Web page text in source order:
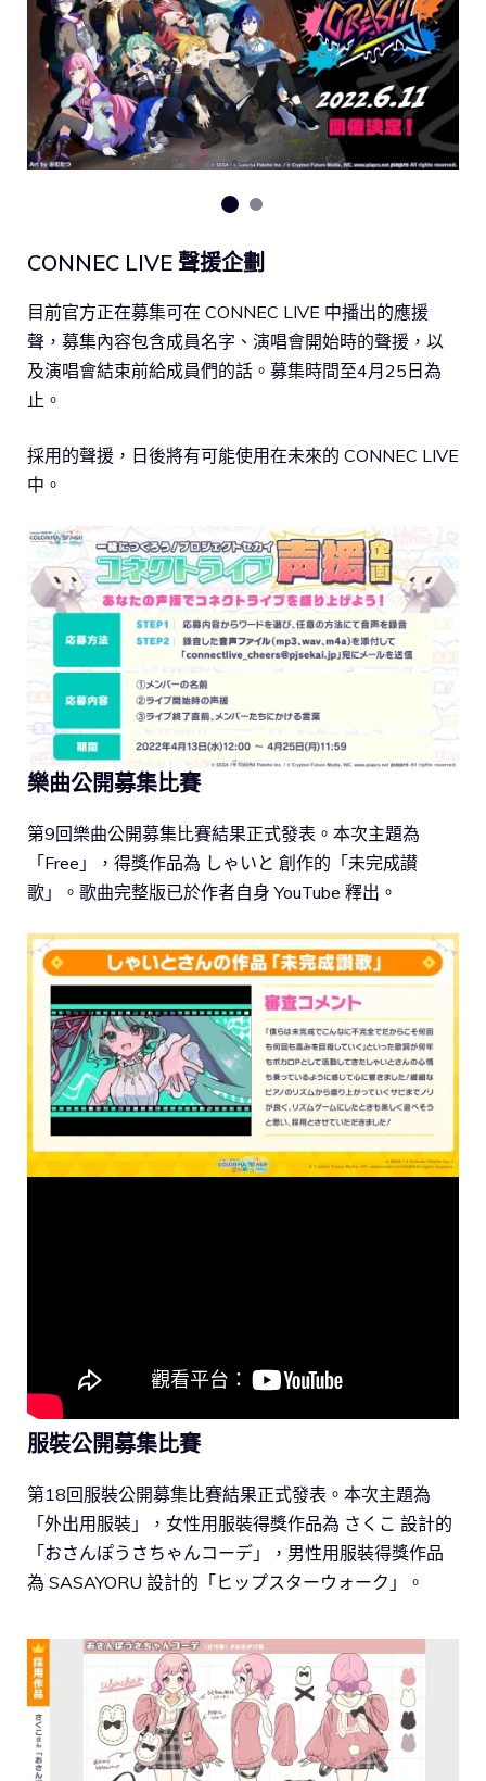
CONNEC LIVE 聲援企劃
目前官方正在募集可在 CONNEC LIVE 中播出的應援
聲，募集內容包含成員名字、演唱會開始時的聲援，以
及演唱會結束前給成員們的話。募集時間至4月25日為
止。
採用的聲援，日後將有可能使用在未來的 CONNEC LIVE
中。
樂曲公開募集比賽
第9回樂曲公開募集比賽結果正式發表。本次主題為
「Free」，得獎作品為 しゃいと 創作的「未完成讃
歌」。歌曲完整版已於作者自身 YouTube 釋出。
服裝公開募集比賽
第18回服裝公開募集比賽結果正式發表。本次主題為
「外出用服裝」，女性用服裝得獎作品為 さくこ 設計的
「おさんぽうさちゃんコーデ」，男性用服裝得獎作品
為 SASAYORU 設計的「ヒップスターウォーク」。